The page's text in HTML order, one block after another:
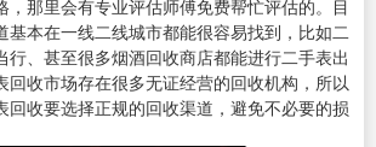
，那里会有专业评估师傅免费帮忙评估的。目
基本在一线二线城市都能很容易找到，比如二
行、甚至很多烟酒回收商店都能进行二手表出
回收市场存在很多无证经营的回收机构，所以
回收要选择正规的回收渠道，避免不必要的损